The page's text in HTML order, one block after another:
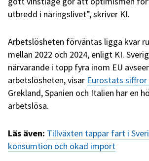
utbredd i näringslivet”, skriver KI.
Arbetslösheten förväntas ligga kvar
mellan 2022 och 2024, enligt KI.
närvarande i topp fyra inom EU
arbetslösheten, visar Eurostats
Grekland, Spanien och Italien har en
arbetslösa.
Läs även: Tillväxten tappar fart i
konsumtion och ökad import